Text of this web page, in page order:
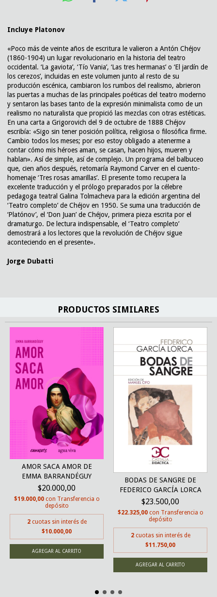
Incluye Platonov
«Poco más de veinte años de escritura le valieron a Antón Chéjov
(1860-1904) un lugar revolucionario en la historia del teatro
occidental. ‘La gaviota’, ‘Tío Vania’, ‘Las tres hermanas’ o ‘El jardín de
los cerezos’, incluidas en este volumen junto al resto de su
producción escénica, cambiaron los rumbos del realismo, abrieron
las puertas a muchas de las principales poéticas del teatro moderno
y sentaron las bases tanto de la expresión minimalista como de un
realismo no naturalista que propició las mezclas con otras estéticas.
En una carta a Grigorovich del 9 de octubre de 1888 Chéjov
escribía: «Sigo sin tener posición política, religiosa o filosófica firme.
Cambio todos los meses; por eso estoy obligado a atenerme a
contar cómo mis héroes aman, se casan, hacen hijos, mueren y
hablan». Así de simple, así de complejo. Un programa del balbuceo
que, cien años después, retomaría Raymond Carver en el cuento-
homenaje ‘Tres rosas amarillas’. El presente tomo recupera la
excelente traducción y el prólogo preparados por la célebre
pedagoga teatral Galina Tolmacheva para la edición argentina del
‘Teatro completo’ de Chéjov en 1950. Se suma una traducción de
‘Platónov’, el ‘Don Juan’ de Chéjov, primera pieza escrita por el
dramaturgo. De lectura indispensable, el ‘Teatro completo’
demostrará a los lectores que la revolución de Chéjov sigue
aconteciendo en el presente».
Jorge Dubatti
PRODUCTOS SIMILARES
AMOR SACA AMOR DE
EMMA BARRANDÉGUY
$20.000,00
$19.000,00 con Transferencia o
depósito
2 cuotas sin interés de
$10.000,00
BODAS DE SANGRE DE
FEDERICO GARCÍA LORCA
$23.500,00
$22.325,00 con Transferencia o
depósito
2 cuotas sin interés de
$11.750,00